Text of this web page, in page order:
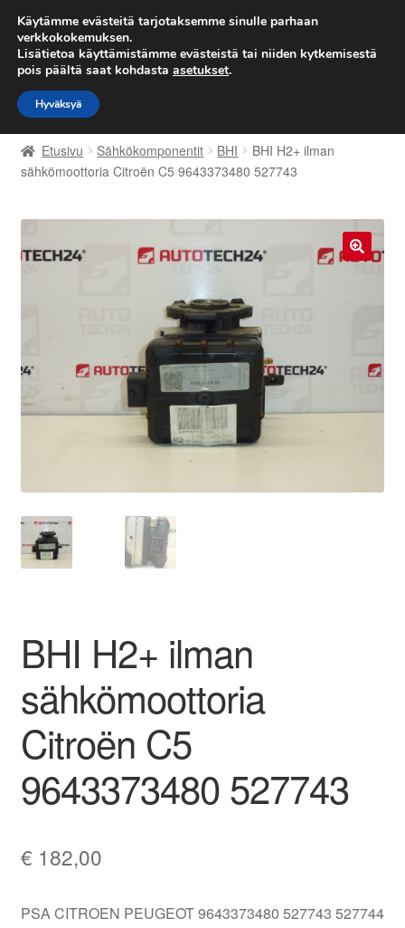
TOIMITUS alkaen 7 EUR
Siirry
navigointiin
Siirry
sisältöön
Etusivu
Kärry
Kuljetus
Maailmanlaajuinen toimitus
Meistä
Tarkista
Tilini
Valitukset
Etusivu Sähkökomponentit BHI
BHI H2+ ilman
sähkömoottoria Citroën C5 9643373480 527743
BHI H2+ ilman
sähkömoottoria
Citroën C5
9643373480 527743
€ 182,00
PSA CITROEN PEUGEOT 9643373480 527743 527744
Käytämme evästeitä tarjotaksemme sinulle parhaan
verkkokokemuksen.
Lisätietoa käyttämistämme evästeistä tai niiden kytkemisestä
pois päältä saat kohdasta asetukset.
Hyväksyä